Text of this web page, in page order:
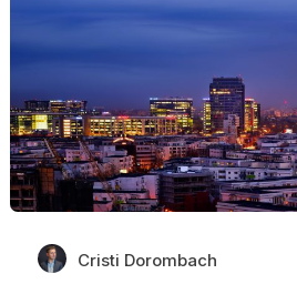
Cristi Dorombach